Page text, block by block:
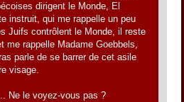
dirigent le Monde, El
instruit, qui me rappelle un peu
Juifs contrôlent le Monde, il reste
me rappelle Madame Goebbels,
parle de se barrer de cet asile
visage.
Ne le voyez-vous pas ?